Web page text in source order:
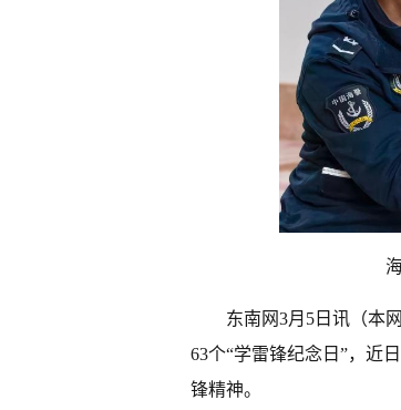
东南网3月5日讯（本
63个“学雷锋纪念日”，近日
锋精神。